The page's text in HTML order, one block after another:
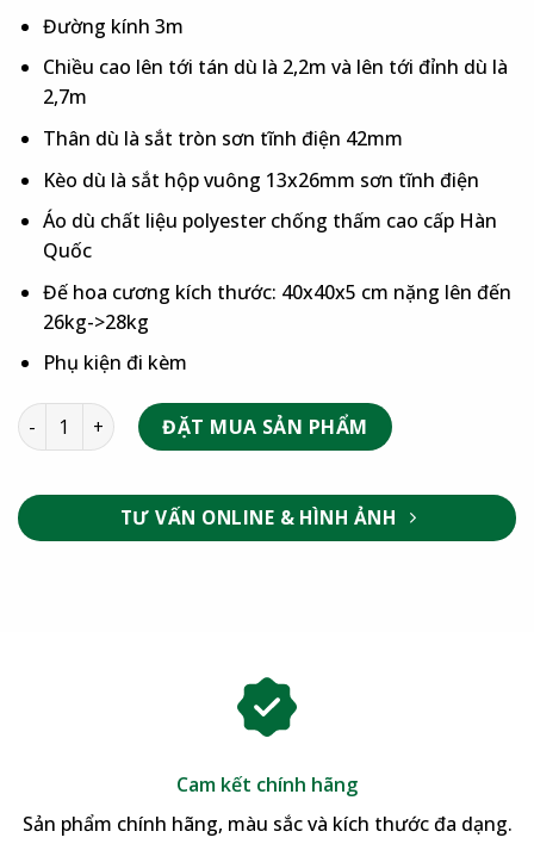
Đường kính 3m
Chiều cao lên tới tán dù là 2,2m và lên tới đỉnh dù là
2,7m
Thân dù là sắt tròn sơn tĩnh điện 42mm
Kèo dù là sắt hộp vuông 13x26mm sơn tĩnh điện
Áo dù chất liệu polyester chống thấm cao cấp Hàn
Quốc
Đế hoa cương kích thước: 40x40x5 cm nặng lên đến
26kg->28kg
Phụ kiện đi kèm
ĐẶT MUA SẢN PHẨM
TƯ VẤN ONLINE & HÌNH ẢNH
Cam kết chính hãng
Sản phẩm chính hãng, màu sắc và kích thước đa dạng.